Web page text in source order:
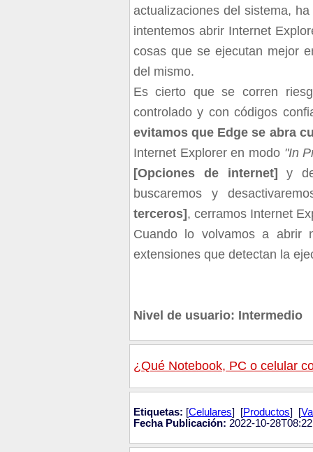
actualizaciones del sistema,
intentemos abrir Internet
cosas que se ejecutan mejor
del mismo.
Es cierto que se corren
controlado y con códigos
evitamos que Edge se abra
Internet Explorer en modo "In
[Opciones de internet]
y
buscaremos y
terceros] , cerramos Internet
Cuando lo volvamos a abrir
extensiones que detectan la
Nivel de usuario: Intermedio
¿Qué Notebook, PC o celular
Etiquetas: [Celulares] [Productos] [
Fecha Publicación: 2022-10-